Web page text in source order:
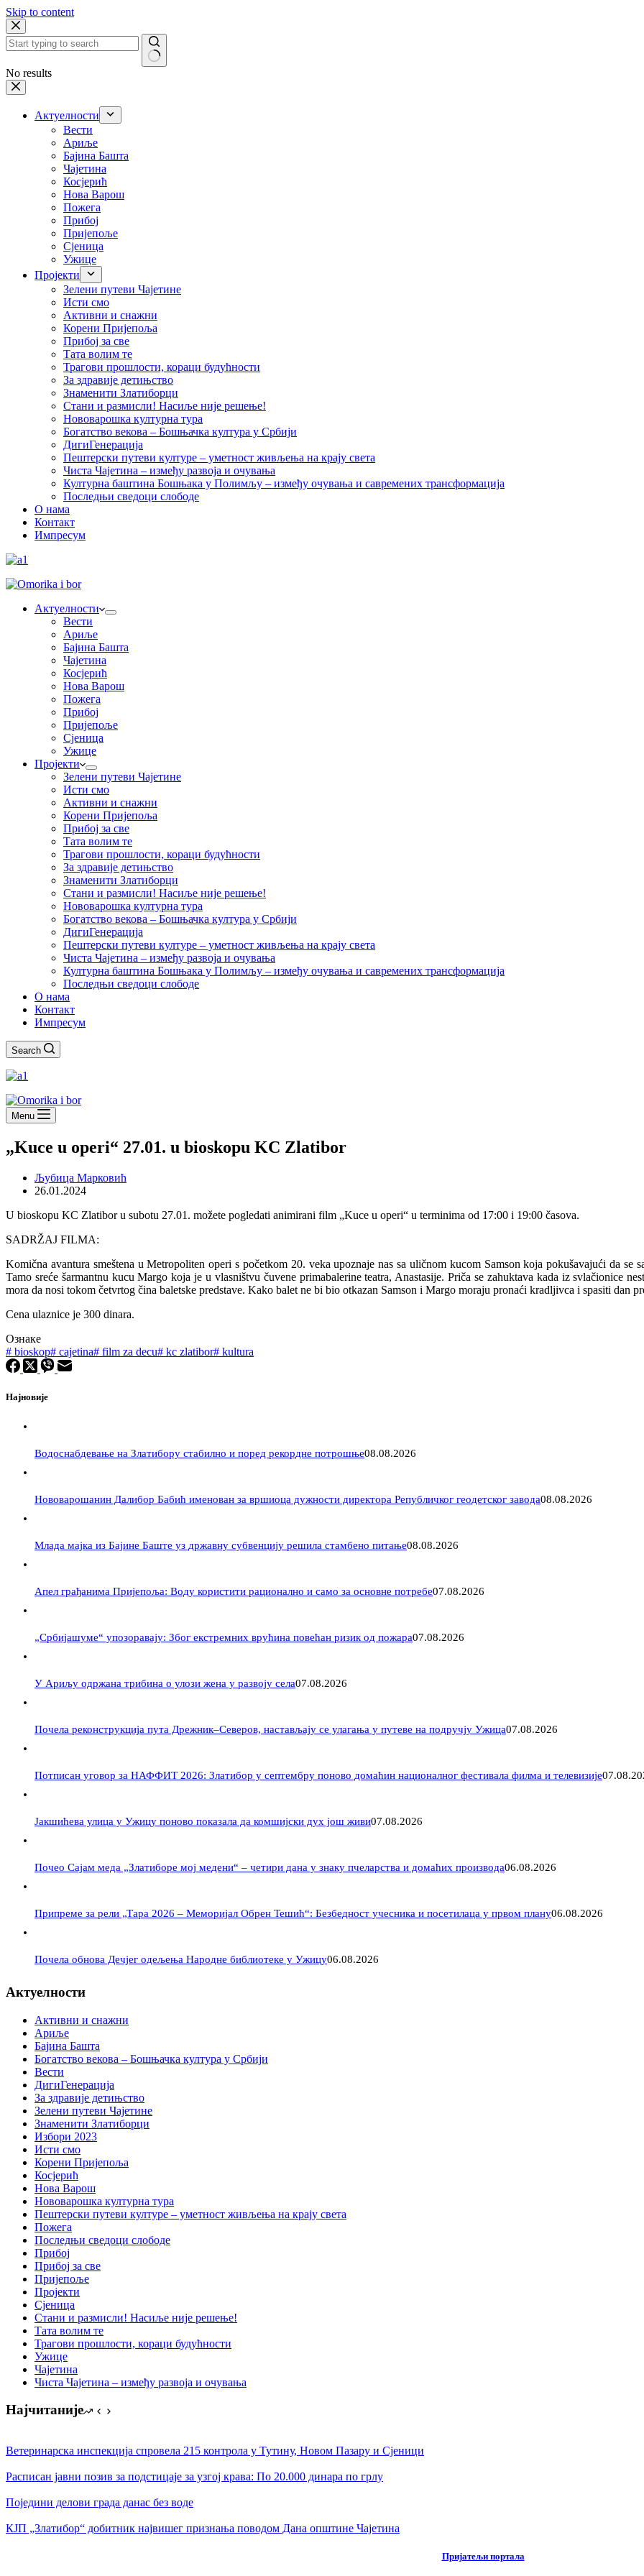
Skip to content
No results
Актуелности
Вести
Ариље
Бајина Башта
Чајетина
Косјерић
Нова Варош
Пожега
Прибој
Пријепоље
Сјеница
Ужице
Пројекти
Зелени путеви Чајетине
Исти смо
Активни и снажни
Корени Пријепоља
Прибој за све
Тата волим те
Трагови прошлости, кораци будућности
За здравије детињство
Знаменити Златиборци
Стани и размисли! Насиље није решење!
Нововарошка културна тура
Богатство векова – Бошњачка култура у Србији
ДигиГенерација
Пештерски путеви културе – уметност живљења на крају света
Чиста Чајетина – између развоја и очувања
Културна баштина Бошњака у Полимљу – између очувања и савремених трансформација
Последњи сведоци слободе
О нама
Контакт
Импресум
Актуелности
Вести
Ариље
Бајина Башта
Чајетина
Косјерић
Нова Варош
Пожега
Прибој
Пријепоље
Сјеница
Ужице
Пројекти
Зелени путеви Чајетине
Исти смо
Активни и снажни
Корени Пријепоља
Прибој за све
Тата волим те
Трагови прошлости, кораци будућности
За здравије детињство
Знаменити Златиборци
Стани и размисли! Насиље није решење!
Нововарошка културна тура
Богатство векова – Бошњачка култура у Србији
ДигиГенерација
Пештерски путеви културе – уметност живљења на крају света
Чиста Чајетина – између развоја и очувања
Културна баштина Бошњака у Полимљу – између очувања и савремених трансформација
Последњи сведоци слободе
О нама
Контакт
Импресум
Search
Menu
„Kuce u operi“ 27.01. u bioskopu KC Zlatibor
Љубица Марковић
26.01.2024
U bioskopu KC Zlatibor u subotu 27.01. možete pogledati animirani film „Kuce u operi“ u terminima od 17:00 i 19:00 časova.
SADRŽAJ FILMA:
Komična avantura smeštena u Metropoliten operi s početkom 20. veka upoznaje nas sa uličnom kucom Samson koja pokušavajući da
Tamo sreće šarmantnu kucu Margo koja je u vlasništvu čuvene primabalerine teatra, Anastasije. Priča se zahuktava kada iz svlačionice
mora da nosi tokom četvrtog čina baletske predstave. Kako balet ne bi bio otkazan Samson i Margo moraju pronaći kradljivca i spasiti dan
Cena ulaznice je 300 dinara.
Ознаке
# bioskop# cajetina# film za decu# kc zlatibor# kultura
Најновије
Водоснабдевање на Златибору стабилно и поред рекордне потрошње08.08.2026
Нововарошанин Далибор Бабић именован за вршиоца дужности директора Републичког геодетског завода08.08.2026
Млада мајка из Бајине Баште уз државну субвенцију решила стамбено питање08.08.2026
Апел грађанима Пријепоља: Воду користити рационално и само за основне потребе07.08.2026
„Србијашуме“ упозоравају: Због екстремних врућина повећан ризик од пожара07.08.2026
У Ариљу одржана трибина о улози жена у развоју села07.08.2026
Почела реконструкција пута Дрежник–Северов, настављају се улагања у путеве на подручју Ужица07.08.2026
Потписан уговор за НАФФИТ 2026: Златибор у септембру поново домаћин националног фестивала филма и телевизије
Јакшићева улица у Ужицу поново показала да комшијски дух још живи07.08.2026
Почео Сајам меда „Златиборе мој медени“ – четири дана у знаку пчеларства и домаћих производа06.08.2026
Припреме за рели „Тара 2026 – Меморијал Обрен Тешић“: Безбедност учесника и посетилаца у првом плану06.08.2026
Почела обнова Дечјег одељења Народне библиотеке у Ужицу06.08.2026
Актуелности
Активни и снажни
Ариље
Бајина Башта
Богатство векова – Бошњачка култура у Србији
Вести
ДигиГенерација
За здравије детињство
Зелени путеви Чајетине
Знаменити Златиборци
Избори 2023
Исти смо
Корени Пријепоља
Косјерић
Нова Варош
Нововарошка културна тура
Пештерски путеви културе – уметност живљења на крају света
Пожега
Последњи сведоци слободе
Прибој
Прибој за све
Пријепоље
Пројекти
Сјеница
Стани и размисли! Насиље није решење!
Тата волим те
Трагови прошлости, кораци будућности
Ужице
Чајетина
Чиста Чајетина – између развоја и очувања
Најчитаније
Ветеринарска инспекција спровела 215 контрола у Тутину, Новом Пазару и Сјеници
Расписан јавни позив за подстицаје за узгој крава: По 20.000 динара по грлу
Поједини делови града данас без воде
КЈП „Златибор“ добитник највишег признања поводом Дана општине Чајетина
Пријатељи портала